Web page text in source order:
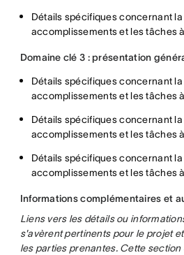
Détails spécifiques concernant
accomplissements et les tâches
Domaine clé 3 : présentation
Détails spécifiques concernant
accomplissements et les tâches
Détails spécifiques concernant
accomplissements et les tâches
Détails spécifiques concernant
accomplissements et les tâches
Informations complémentaires et
Liens vers les détails ou
s'avèrent pertinents pour le projet
les parties prenantes. Cette